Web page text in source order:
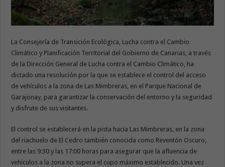
La Consejería de Transición Ecológica, Lucha contra el Cambio
Climático y Planificación Territorial del Gobierno de Canarias, a través
de la Dirección General de Lucha contra el Cambio Climático, ha
dictado una resolución por la que se establece el control del acceso
de vehículos a la zona de Las Mimbreras, en el Parque Nacional de
Garajonay, para garantizar la conservación del entorno y la seguridad
y disfrute de sus visitantes.
El control se establecerá en la pista hacia Las Mimbreras, en la zona
del riachuelo de El Cedro también conocida como Reventón Oscuro,
entre las 9:30 y las 17:00 horas para asegurar que la afluencia de
vehículos a la zona no supera el cupo máximo establecido. Una vez